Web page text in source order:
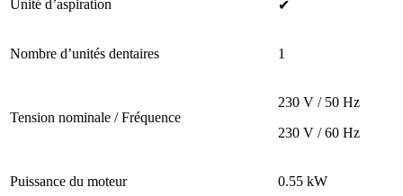
Unité d’aspiration ✔
Nombre d’unités dentaires 1
Tension nominale / Fréquence
230 V / 50 Hz
230 V / 60 Hz
Puissance du moteur 0.55 kW